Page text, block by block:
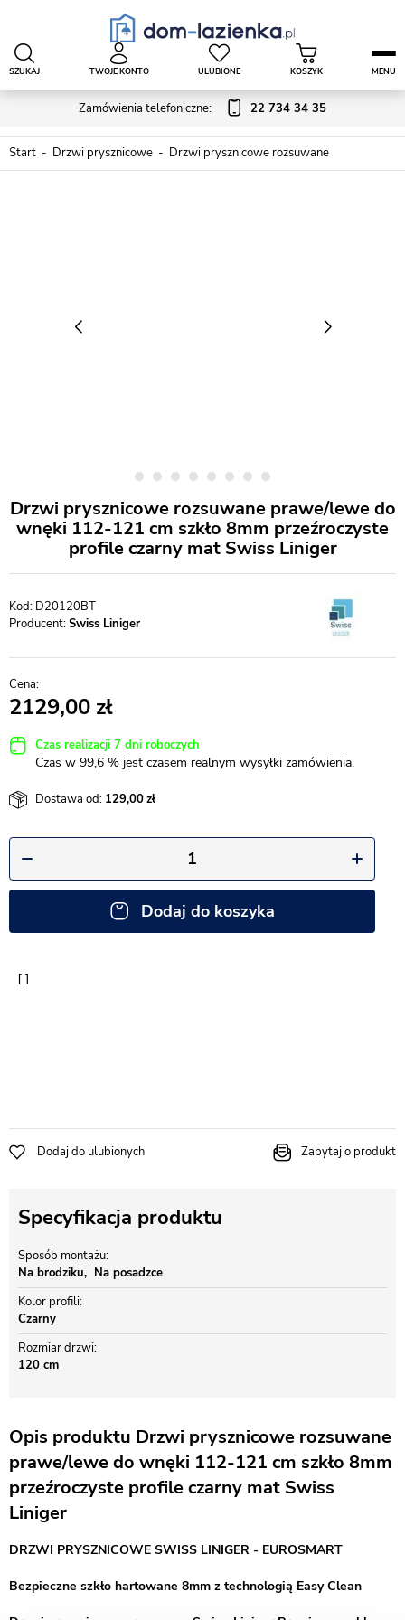
Zamówienia telefoniczne: 22 734 34 35
SZUKAJ TWOJE KONTO ULUBIONE KOSZYK MENU
Start Drzwi prysznicowe Drzwi prysznicowe rozsuwane
Drzwi prysznicowe rozsuwane prawe/lewe do
wnęki 112-121 cm szkło 8mm przeźroczyste
profile czarny mat Swiss Liniger
D20120BT
Producent:Swiss Liniger
2129,00
Czas realizacji 7 dni roboczych
Czas w 99,6 % jest czasem realnym wysyłki zamówienia.
Dostawa od: 129,00
Dodaj do koszyka
Dodaj do ulubionych Zapytaj o produkt
Specyfikacja produktu
Sposób montażu
Na brodziku
Na posadzce
Kolor profili
Czarny
Rozmiar drzwi
120 cm
Opis produktu Drzwi prysznicowe rozsuwane
prawe/lewe do wnęki 112-121 cm szkło 8mm
przeźroczyste profile czarny mat Swiss
Liniger
DRZWI PRYSZNICOWE SWISS LINIGER - EUROSMART
Bezpieczne szkło hartowane 8mm z technologią Easy Clean